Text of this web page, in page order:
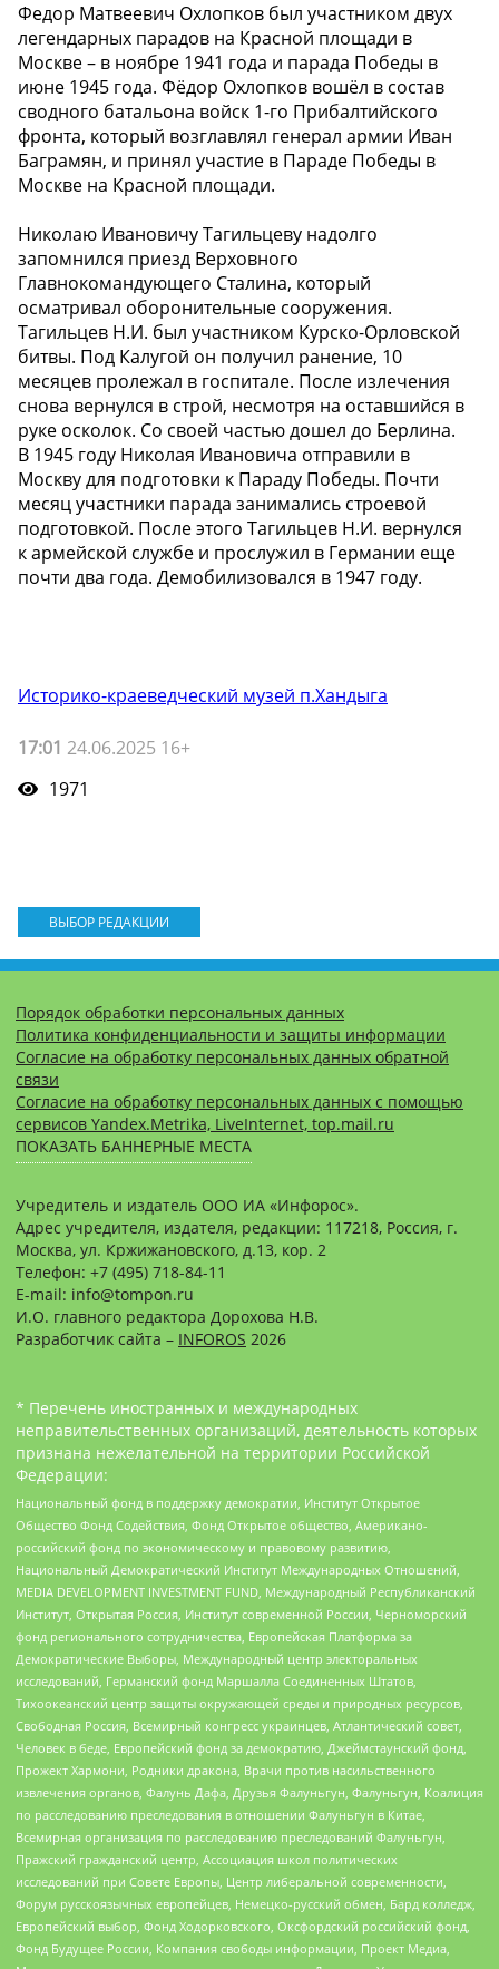
Федор Матвеевич Охлопков был участником двух
легендарных парадов на Красной площади в
Москве – в ноябре 1941 года и парада Победы в
июне 1945 года. Фёдор Охлопков вошёл в состав
сводного батальона войск 1-го Прибалтийского
фронта, который возглавлял генерал армии Иван
Баграмян, и принял участие в Параде Победы в
Москве на Красной площади.
Николаю Ивановичу Тагильцеву надолго
запомнился приезд Верховного
Главнокомандующего Сталина, который
осматривал оборонительные сооружения.
Тагильцев Н.И. был участником Курско-Орловской
битвы. Под Калугой он получил ранение, 10
месяцев пролежал в госпитале. После излечения
снова вернулся в строй, несмотря на оставшийся в
руке осколок. Со своей частью дошел до Берлина.
В 1945 году Николая Ивановича отправили в
Москву для подготовки к Параду Победы. Почти
месяц участники парада занимались строевой
подготовкой. После этого Тагильцев Н.И. вернулся
к армейской службе и прослужил в Германии еще
почти два года. Демобилизовался в 1947 году.
Историко-краеведческий музей п.Хандыга
17:01 24.06.2025 16+
1971
ВЫБОР РЕДАКЦИИ
Порядок обработки персональных данных
Политика конфиденциальности и защиты информации
Согласие на обработку персональных данных обратной
связи
Согласие на обработку персональных данных с помощью
сервисов Yandex.Metrika, LiveInternet, top.mail.ru
ПОКАЗАТЬ БАННЕРНЫЕ МЕСТА
Учредитель и издатель ООО ИА «Инфорос».
Адрес учредителя, издателя, редакции: 117218, Россия, г.
Москва, ул. Кржижановского, д.13, кор. 2
Телефон: +7 (495) 718-84-11
E-mail: info@tompon.ru
И.О. главного редактора Дорохова Н.В.
Разработчик сайта – INFOROS 2026
* Перечень иностранных и международных
неправительственных организаций, деятельность которых
признана нежелательной на территории Российской
Федерации:
Национальный фонд в поддержку демократии, Институт Открытое
Общество Фонд Содействия, Фонд Открытое общество, Американо-
российский фонд по экономическому и правовому развитию,
Национальный Демократический Институт Международных Отношений,
MEDIA DEVELOPMENT INVESTMENT FUND, Международный Республиканский
Институт, Открытая Россия, Институт современной России, Черноморский
фонд регионального сотрудничества, Европейская Платформа за
Демократические Выборы, Международный центр электоральных
исследований, Германский фонд Маршалла Соединенных Штатов,
Тихоокеанский центр защиты окружающей среды и природных ресурсов,
Свободная Россия, Всемирный конгресс украинцев, Атлантический совет,
Человек в беде, Европейский фонд за демократию, Джеймстаунский фонд,
Прожект Хармони, Родники дракона, Врачи против насильственного
извлечения органов, Фалунь Дафа, Друзья Фалуньгун, Фалуньгун, Коалиция
по расследованию преследования в отношении Фалуньгун в Китае,
Всемирная организация по расследованию преследований Фалуньгун,
Пражский гражданский центр, Ассоциация школ политических
исследований при Совете Европы, Центр либеральной современности,
Форум русскоязычных европейцев, Немецко-русский обмен, Бард колледж,
Европейский выбор, Фонд Ходорковского, Оксфордский российский фонд,
Фонд Будущее России, Компания свободы информации, Проект Медиа,